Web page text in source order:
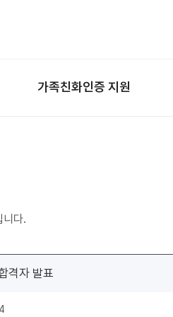
가족친화인증 지원
니다.
격자 발표